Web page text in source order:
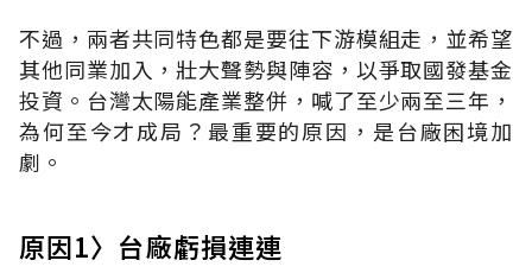
不過，兩者共同特色都是要往下游模組走，並希望
其他同業加入，壯大聲勢與陣容，以爭取國發基金
投資。台灣太陽能產業整併，喊了至少兩至三年，
為何至今才成局？最重要的原因，是台廠困境加
劇。
原因1〉台廠虧損連連